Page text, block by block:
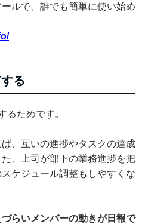
ルで、誰でも簡単に使い始め
る
るためです。
、互いの進捗やタスクの達成
、上司が部下の業務進捗を把
ケジュール調整もしやすくな
らいメンバーの動きが日報で